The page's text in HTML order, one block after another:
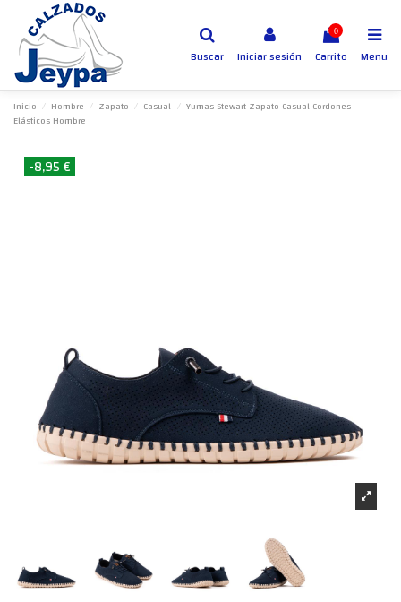
Buscar Iniciar sesión
0
Carrito Menu
Inicio Hombre Zapato Casual
Yumas Stewart Zapato Casual Cordones
Elásticos Hombre
-8,95 €